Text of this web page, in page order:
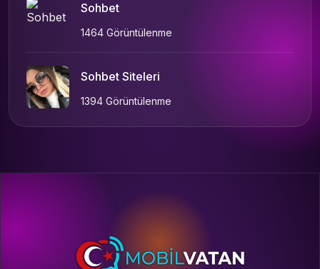
Sohbet
1464 Görüntülenme
Sohbet Siteleri
1394 Görüntülenme